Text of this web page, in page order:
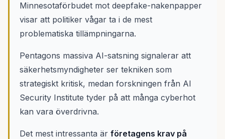
Minnesotaförbudet mot deepfake-nakenpapper
visar att politiker vågar ta i de mest
problematiska tillämpningarna.
Pentagons massiva AI-satsning signalerar att
säkerhetsmyndigheter ser tekniken som
strategiskt kritisk, medan forskningen från AI
Security Institute tyder på att många cyberhot
kan vara överdrivna.
Det mest intressanta är företagens krav på